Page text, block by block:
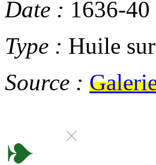
Date : 1636-40
Type : Huile
Source :